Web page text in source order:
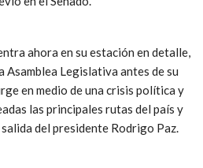
ahora en su estación en detalle,
Asamblea Legislativa antes de su
en medio de una crisis política y
las principales rutas del país y
del presidente Rodrigo Paz.